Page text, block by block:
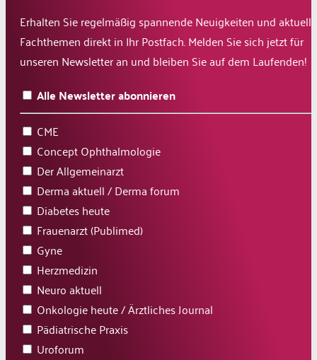
Erhalten Sie regelmäßig spannende Neuigkeiten und aktuelle
Fachthemen direkt in Ihr Postfach. Melden Sie sich jetzt für
unseren Newsletter an und bleiben Sie auf dem Laufenden!
Alle Newsletter abonnieren
CME
Concept Ophthalmologie
Der Allgemeinarzt
Derma aktuell / Derma forum
Diabetes heute
Frauenarzt (Publimed)
Gyne
Herzmedizin
Neuro aktuell
Onkologie heute / Ärztliches Journal
Pädiatrische Praxis
Uroforum